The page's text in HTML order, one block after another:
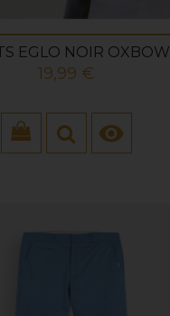
EGLO NOIR OXBOW
Prix
19,99 €
